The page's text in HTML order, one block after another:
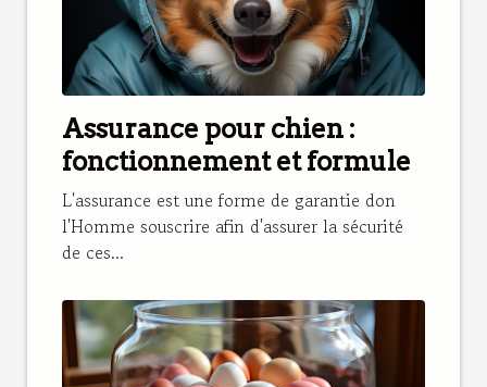
Assurance pour chien :
fonctionnement et formule
L'assurance est une forme de garantie don
l'Homme souscrire afin d'assurer la sécurité
de ces...